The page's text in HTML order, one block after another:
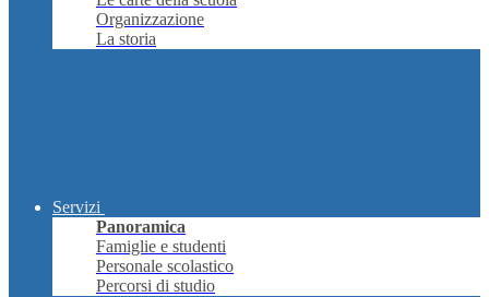
Organizzazione
La storia
Servizi
Panoramica
Famiglie e studenti
Personale scolastico
Percorsi di studio